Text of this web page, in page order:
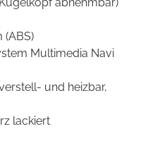
(ABS)
Multimedia Navi
und heizbar,
lackiert